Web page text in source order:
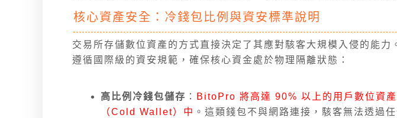
核心資產安全：冷錢包比例與資安標準說明
交易所存儲數位資產的方式直接決定了其應對駭客大規模入侵的能
遵循國際級的資安規範，確保核心資金處於物理隔離狀態：
高比例冷錢包儲存 ：
BitoPro 將高達 90% 以上的用戶數位資產
（Cold Wallet）中 。這類錢包不與網路連接，駭客無法透過